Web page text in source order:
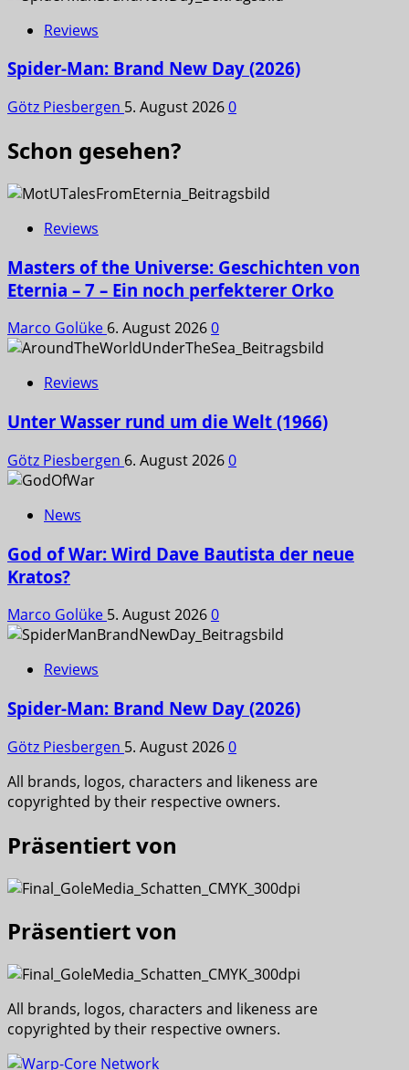
Reviews
Spider-Man: Brand New Day (2026)
Götz Piesbergen 5. August 20260
Schon gesehen?
Reviews
Masters of the Universe: Geschichten von
Eternia – 7 – Ein noch perfekterer Orko
Marco Golüke 6. August 20260
Reviews
Unter Wasser rund um die Welt (1966)
Götz Piesbergen 6. August 20260
News
God of War: Wird Dave Bautista der neue
Kratos?
Marco Golüke 5. August 20260
Reviews
Spider-Man: Brand New Day (2026)
Götz Piesbergen 5. August 20260
All brands, logos, characters and likeness are
copyrighted by their respective owners.
Präsentiert von
Präsentiert von
All brands, logos, characters and likeness are
copyrighted by their respective owners.